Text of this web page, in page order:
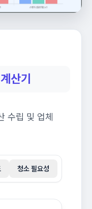
계산기
수립 및 업체
청소 필요성